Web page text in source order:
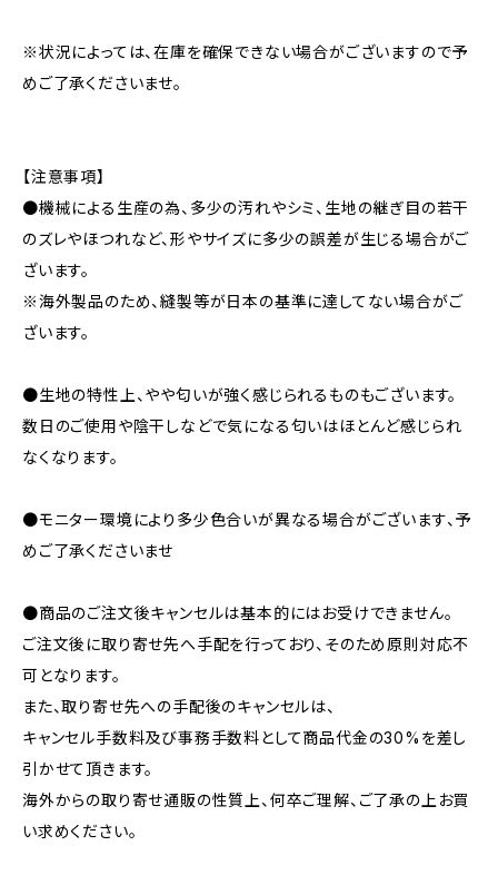
※状況によっては、在庫を確保できない場合がございますので予
めご了承くださいませ。
【注意事項】
●機械による生産の為、多少の汚れやシミ、生地の継ぎ目の若干
のズレやほつれなど、形やサイズに多少の誤差が生じる場合がご
ざいます。
※海外製品のため、縫製等が日本の基準に達してない場合がご
ざいます。
●生地の特性上、やや匂いが強く感じられるものもございます。
数日のご使用や陰干しなどで気になる匂いはほとんど感じられ
なくなります。
●モニター環境により多少色合いが異なる場合がございます、予
めご了承くださいませ
●商品のご注文後キャンセルは基本的にはお受けできません。
ご注文後に取り寄せ先へ手配を行っており、そのため原則対応不
可となります。
また、取り寄せ先への手配後のキャンセルは、
キャンセル手数料及び事務手数料として商品代金の30%を差し
引かせて頂きます。
海外からの取り寄せ通販の性質上、何卒ご理解、ご了承の上お買
い求めください。